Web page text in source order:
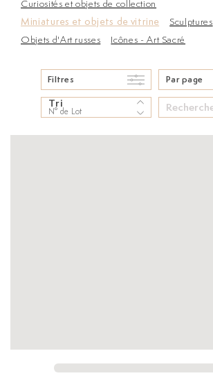
Curiosités et objets de collection
Miniatures et objets de vitrine
Sculptures
Objets d'Art russes
Icônes - Art Sacré
Filtres Par page
Tri
N° de Lot